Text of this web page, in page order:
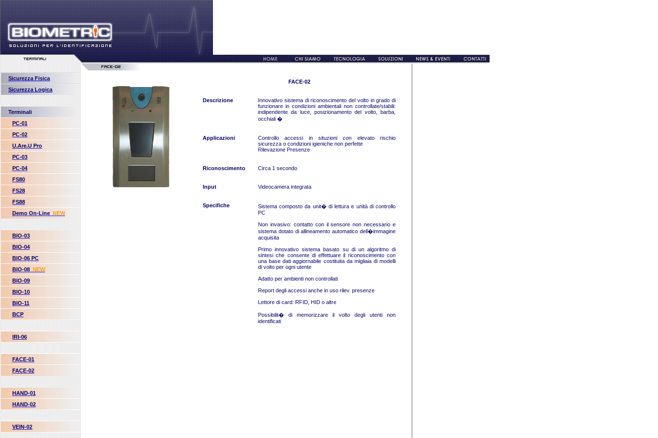
Sicurezza Fisica
Sicurezza Logica
Terminali
PC-01
PC-02
U.Are.U Pro
PC-03
PC-04
FS80
FS28
FS88
Demo On-LineNEW
BIO-03
BIO-04
BIO-06 PC
BIO-08NEW
BIO-09
BIO-10
BIO-11
BCP
IRI-06
FACE-01
FACE-02
HAND-01
HAND-02
VEIN-02
FACE-02
Descrizione
Innovativo sistema di riconoscimento del volto in grado di
funzionare in condizioni ambientali non controllate/stabili:
indipendente da luce, posizionamento del volto, barba,
occhiali �
Applicazioni
Controllo accessi in situzioni con elevato rischio
sicurezza o condizioni igieniche non perfette
Rilevazione Presenze
Riconoscimento Circa 1 secondo
Input Videocamera integrata
Specifiche
Sistema composto da unit� di lettura e unità di controllo
PC
Non invasivo: contatto con il sensore non necessario e
sistema dotato di allineamento automatico dell�immagine
acquisita
Primo innovativo sistema basato su di un algoritmo di
sintesi che consente di effettuare il riconoscimento con
una base dati aggiornabile costituita da migliaia di modelli
di volto per ogni utente
Adatto per ambienti non controllati
Report degli accessi anche in uso rilev. presenze
Lettore di card: RFID, HID o altre
Possibilit� di memorizzare il volto degli utenti non
identificati